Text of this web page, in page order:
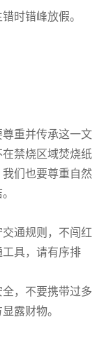
时错峰放假。
重并传承这一文
禁烧区域焚烧纸
们也要尊重自然
通规则，不闯红
具，请有序排
，不要携带过多
露财物。